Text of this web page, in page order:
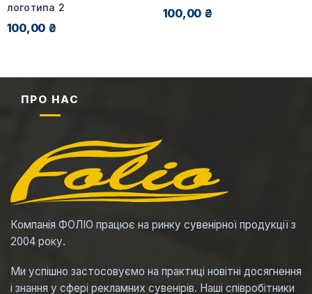
логотипа 2
100,00 ₴
100,00 ₴
ПРО НАС
Компанія ФОЛІО працює на ринку сувенірної продукції з
2004 року.
Ми успішно застосовуємо на практиці новітні досягнення
і знання у сфері рекламних сувенірів. Наші співробітники